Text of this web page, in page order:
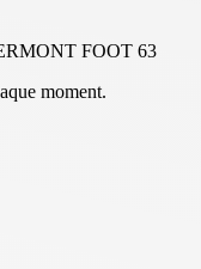
FOOT 63
moment.